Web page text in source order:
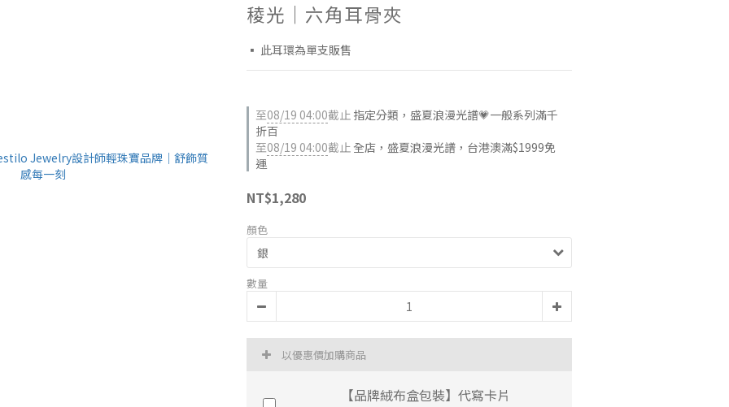
稜光｜六角耳骨夾
▪︎ 此耳環為單支販售
至08/19 04:00截止 指定分類，盛夏浪漫光譜💗一般系列滿千
折百
至08/19 04:00截止 全店，盛夏浪漫光譜，台港澳滿$1999免
運
NT$1,280
顏色
數量
以優惠價加購商品
【品牌絨布盒包裝】代寫卡片